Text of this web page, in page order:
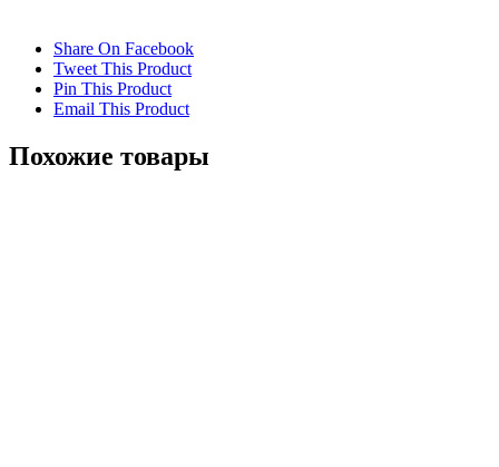
Share On Facebook
Tweet This Product
Pin This Product
Email This Product
Похожие товары